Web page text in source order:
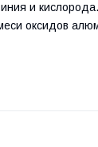
и
оксидов